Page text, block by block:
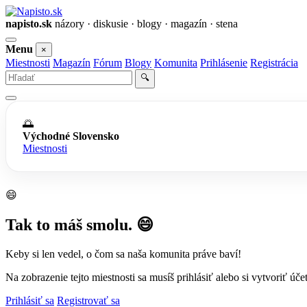
napisto.sk názory · diskusie · blogy · magazín · stena
Otvoriť
menu
Menu ×
Miestnosti Magazín Fórum Blogy Komunita Prihlásenie Registrácia
Vyhľadať
🔍
🌅
Východné Slovensko
Miestnosti
😄
Tak to máš smolu. 😄
Keby si len vedel, o čom sa naša komunita práve baví!
Na zobrazenie tejto miestnosti sa musíš prihlásiť alebo si vytvoriť
Prihlásiť sa Registrovať sa